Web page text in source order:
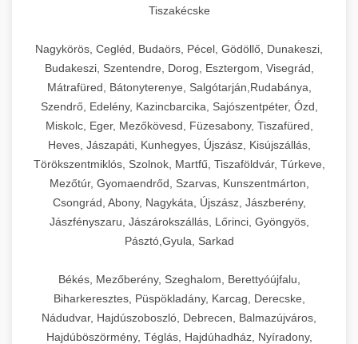
Tiszakécske
Nagykörös, Cegléd, Budaörs, Pécel, Gödöllő, Dunakeszi,
Budakeszi, Szentendre, Dorog, Esztergom, Visegrád,
Mátrafüred, Bátonyterenye, Salgótarján,Rudabánya,
Szendrő, Edelény, Kazincbarcika, Sajószentpéter, Ózd,
Miskolc, Eger, Mezőkövesd, Füzesabony, Tiszafüred,
Heves, Jászapáti, Kunhegyes, Újszász, Kisújszállás,
Törökszentmiklós, Szolnok, Martfű, Tiszaföldvár, Túrkeve,
Mezőtúr, Gyomaendrőd, Szarvas, Kunszentmárton,
Csongrád, Abony, Nagykáta, Újszász, Jászberény,
Jászfényszaru, Jászárokszállás, Lőrinci, Gyöngyös,
Pásztó,Gyula, Sarkad
Békés, Mezőberény, Szeghalom, Berettyóújfalu,
Biharkeresztes, Püspökladány, Karcag, Derecske,
Nádudvar, Hajdúszoboszló, Debrecen, Balmazújváros,
Hajdúböszörmény, Téglás, Hajdúhadház, Nyíradony,